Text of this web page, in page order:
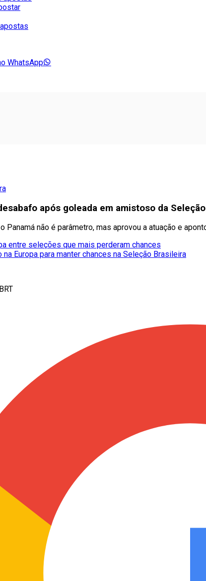
WhatsApp
após goleada em amistoso da
Panamá não é parâmetro, mas aprovou a atuação e
entre seleções que mais perderam chances
na Europa para manter chances na Seleção Brasileira